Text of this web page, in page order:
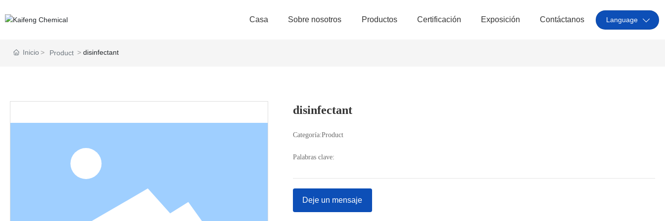
Casa Sobre nosotros Productos Certificación Exposición Contáctanos Language
Inicio Product disinfectant
disinfectant
Categoría:Product
Palabras clave:
Deje un mensaje